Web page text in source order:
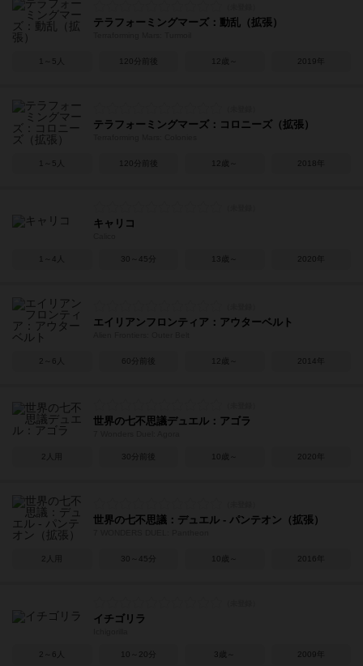
テラフォーミングマーズ：動乱（拡張）
1～5人 120分前後 12歳～ 2019年
テラフォーミングマーズ：コロニーズ（拡張）
1～5人 120分前後 12歳～ 2018年
キャリコ
1～4人 30～45分 13歳～ 2020年
エイリアンフロンティア：アウターベルト
2～6人 60分前後 12歳～ 2014年
世界の七不思議デュエル：アゴラ
2人用 30分前後 10歳～ 2020年
世界の七不思議：デュエル - パンテオン（拡張）
2人用 30～45分 10歳～ 2016年
イチゴリラ
2～6人 10～20分 3歳～ 2009年